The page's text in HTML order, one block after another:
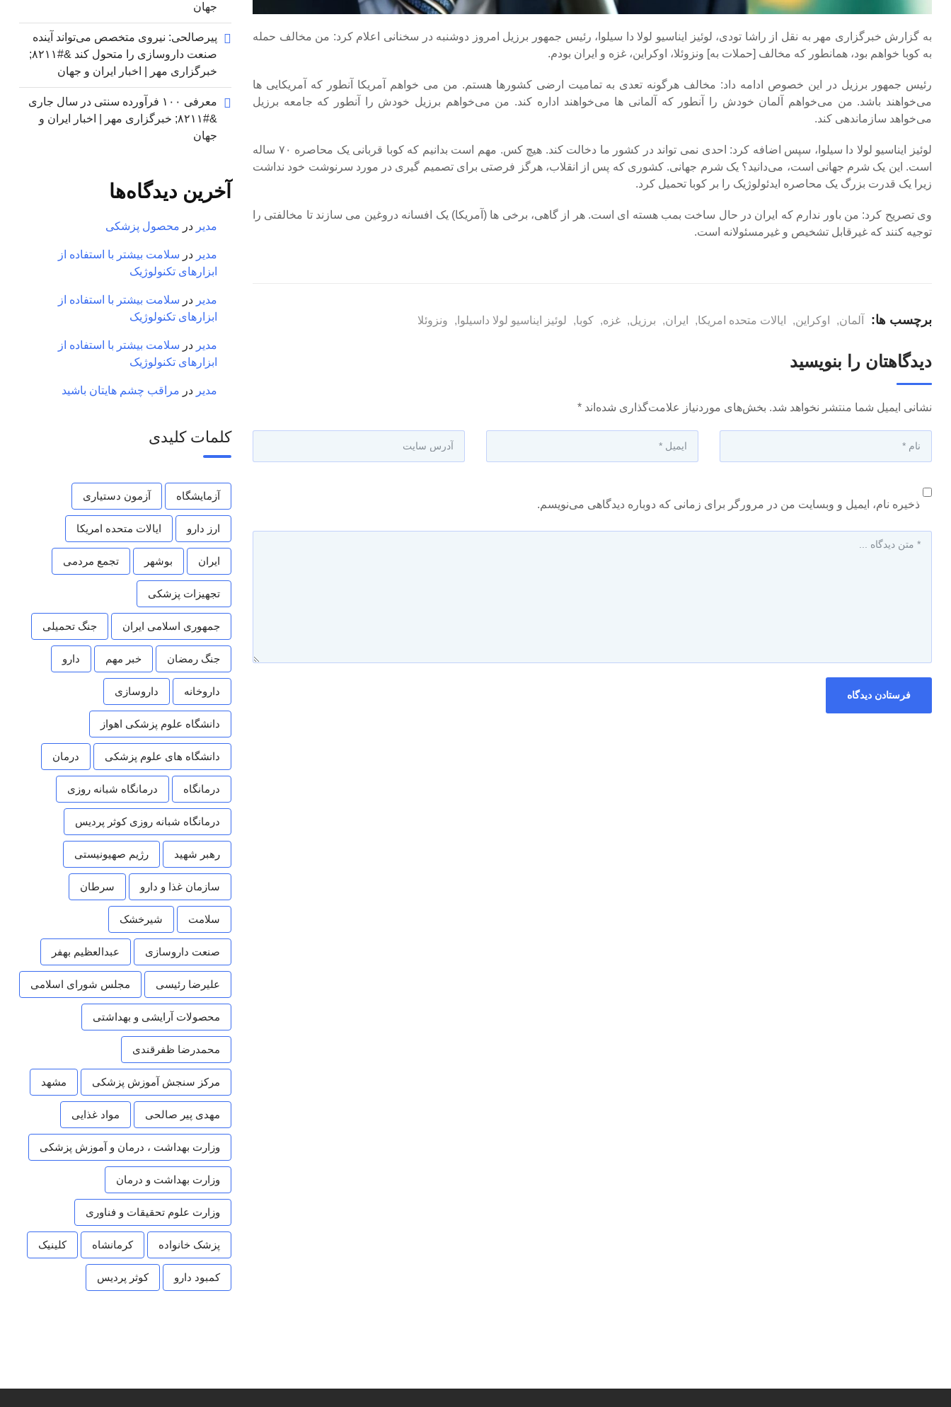
به گزارش خبرگزاری مهر به نقل از راشا تودی، لوئیز ایناسیو لولا دا سیلوا، رئیس‌ جمهور برزیل امروز دوشنبه در سخنانی اعلام کرد: من مخالف حمله
به کوبا خواهم بود، همانطور که مخالف [حملات به] ونزوئلا، اوکراین، غزه و ایران بودم.
رئیس‌ جمهور برزیل در این خصوص ادامه داد: مخالف هرگونه تعدی به تمامیت ارضی کشورها هستم. من می‌ خواهم آمریکا آنطور که آمریکایی ها
می‌خواهند باشد. من می‌خواهم آلمان خودش را آنطور که آلمانی ها می‌خواهند اداره کند. من می‌خواهم برزیل خودش را آنطور که جامعه برزیل
می‌خواهد سازماندهی کند.
لوئیز ایناسیو لولا دا سیلوا، سپس اضافه کرد: احدی نمی‌ تواند در کشور ما دخالت کند. هیچ‌ کس. مهم است بدانیم که کوبا قربانی یک محاصره ۷۰ ساله
است. این یک شرم جهانی است، می‌دانید؟ یک شرم جهانی. کشوری که پس از انقلاب، هرگز فرصتی برای تصمیم‌ گیری در مورد سرنوشت خود نداشت
زیرا یک قدرت بزرگ یک محاصره ایدئولوژیک را بر کوبا تحمیل کرد.
وی تصریح کرد: من باور ندارم که ایران در حال ساخت بمب هسته‌ ای است. هر از گاهی، برخی ها (آمریکا) یک افسانه دروغین می‌ سازند تا مخالفتی را
توجیه کنند که غیرقابل تشخیص و غیرمسئولانه است.
برچسب ها: آلمان, اوکراین, ایالات متحده امریکا, ایران, برزیل, غزه, کوبا, لوئیز ایناسیو لولا داسیلوا , ونزوئلا
دیدگاهتان را بنویسید
نشانی ایمیل شما منتشر نخواهد شد. بخش‌های موردنیاز علامت‌گذاری شده‌اند *
ذخیره نام، ایمیل و وبسایت من در مرورگر برای زمانی که دوباره دیدگاهی می‌نویسم.
جهان
پیرصالحی: نیروی متخصص می‌تواند آینده
صنعت داروسازی را متحول کند &#۸۲۱۱;
خبرگزاری مهر | اخبار ایران و جهان
معرفی ۱۰۰ فرآورده سنتی در سال جاری
&#۸۲۱۱; خبرگزاری مهر | اخبار ایران و
جهان
آخرین دیدگاه‌ها
مدیر در محصول پزشکی
مدیر در سلامت بیشتر با استفاده از
ابزارهای تکنولوژیک
مدیر در سلامت بیشتر با استفاده از
ابزارهای تکنولوژیک
مدیر در سلامت بیشتر با استفاده از
ابزارهای تکنولوژیک
مدیر در مراقب چشم هایتان باشید
کلمات کلیدی
آزمایشگاه آزمون دستیاری
ارز دارو ایالات متحده امریکا
ایران بوشهر تجمع مردمی
تجهیزات پزشکی
جمهوری اسلامی ایران جنگ تحمیلی
جنگ رمضان خبر مهم دارو
داروخانه داروسازی
دانشگاه علوم پزشکی اهواز
دانشگاه های علوم پزشکی درمان
درمانگاه درمانگاه شبانه روزی
درمانگاه شبانه روزی کوثر پردیس
رهبر شهید رژیم صهیونیستی
سازمان غذا و دارو سرطان
سلامت شیرخشک
صنعت داروسازی عبدالعظیم بهفر
علیرضا رئیسی مجلس شورای اسلامی
محصولات آرایشی و بهداشتی
محمدرضا ظفرقندی
مرکز سنجش آموزش پزشکی مشهد
مهدی پیر صالحی مواد غذایی
وزارت بهداشت ، درمان و آموزش پزشکی
وزارت بهداشت و درمان
وزارت علوم تحقیقات و فناوری
پزشک خانواده کرمانشاه کلینیک
کمبود دارو کوثر پردیس